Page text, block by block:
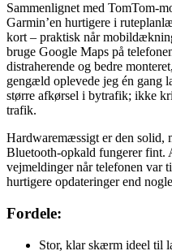
Sammenlignet med TomTom-
Garmin’en hurtigere i
kort – praktisk når
bruge Google Maps på
distraherende og bedre
gengæld oplevede jeg én gang
større afkørsel i bytrafik; ikke
trafik.
Hardwaremæssigt er den solid,
Bluetooth-opkald fungerer fint.
vejmeldinger når telefonen var
hurtigere opdateringer end
Fordele:
Stor, klar skærm ideel til